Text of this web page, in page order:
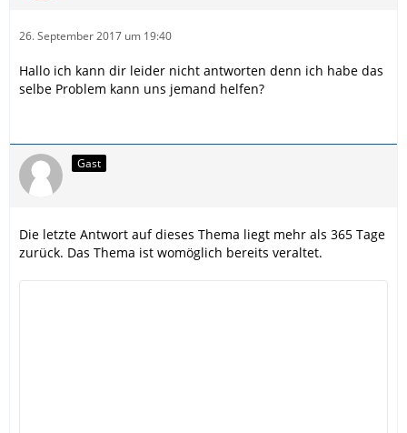
26. September 2017 um 19:40
Hallo ich kann dir leider nicht antworten denn ich habe das
selbe Problem kann uns jemand helfen?
Gast
Die letzte Antwort auf dieses Thema liegt mehr als 365 Tage
zurück. Das Thema ist womöglich bereits veraltet.